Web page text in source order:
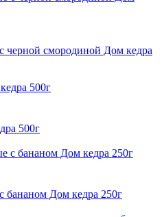
черной смородиной Дом кедра
500г
бананом Дом кедра 250г